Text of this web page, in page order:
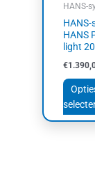
HANS-
HANS
light
€